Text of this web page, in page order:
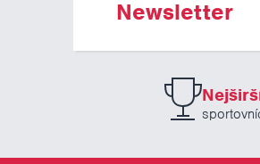
Newsletter